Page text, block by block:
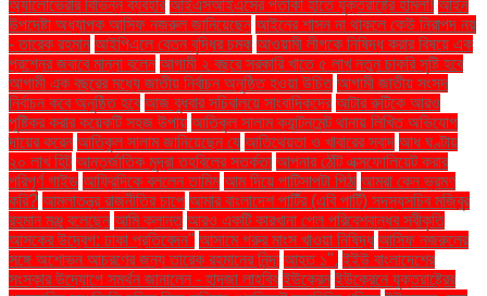
অ্যালোভেরার বিভিন্ন ব্যবহার আইএসআইএসের পতাকা হাতে যুক্তরাষ্ট্রে হামলা! আইন
উপদেষ্টা অধ্যাপক আসিফ নজরুল জানিয়েছেন আইনের শাসন না থাকলে কেউ নিরাপদ নয়
- তারেক রহমান আইপিএলে বেতন বৃদ্ধির চমক আওয়ামী লীগকে নিষিদ্ধ করার বিষয়ে এক
প্রশ্নের জবাবে মান্না বলেন আগামী ২ বছরে সরকারি খাতে ৫ লাখ নতুন চাকরি সৃষ্টি হবে
আগামী এক বছরের মধ্যে জাতীয় নির্বাচন অনুষ্ঠিত হওয়া উচিত আগামী জাতীয় সংসদ
নির্বাচন কবে অনুষ্ঠিত হবে আজ বুধবার সচিবালয়ে সাংবাদিকদের আটার রুটিকে আরও
পুষ্টিকর করার কয়েকটি সহজ উপায় আতিকুল সালাম ক্যান্টনমেন্ট থানায় লিখিত অভিযোগ
দায়ের করেন আতিকুল সালাম জানিয়েছেন যে আতিথেয়তা ও খাবারের স্বাদ আধ ঘণ্টায়
২০ লাখ হিট আন্তর্জাতিক মুদ্রা তহবিলের সতর্কতা আপনার ঠোঁট এক্সফোলিয়েট করার
পরিপূর্ণ গাইড আফ্রিদিকে বললেন তামিম আম দিয়ে পাটিসাপটা পিঠা আমরা কেন ভ্রমণ
করি? আমলাতন্ত্র রাজনীতির চাপে আমার বাংলাদেশ পার্টির (এবি পার্টি) সদস্যসচিব মজিবুর
রহমান মঞ্জু বলেছেন আমি ক্লান্ত আরও একটি কারখানা পেল পরিবেশবান্ধব স্বীকৃতি
আসকের উদ্বেগ: ঢাকা প্রতিবেদন" আসামে গরুর মাংস খাওয়া নিষিদ্ধ আসিফ নজরুলের
সঙ্গে অশোভন আচরণের জন্য তারেক রহমানের নিন্দা আহত ১". ইইউ বাংলাদেশের
সংস্কার উদ্যোগে সমর্থন জানালেন - হাদজা লাহবিব ইউক্রেন ইউক্রেনে যুক্তরাষ্ট্রের